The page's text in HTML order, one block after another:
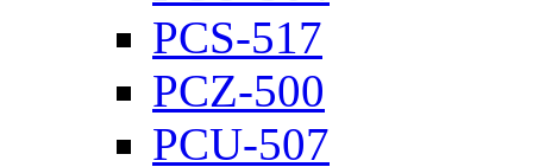
PCS-517
PCZ-500
PCU-507